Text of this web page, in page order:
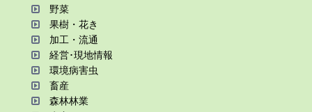
野菜
果樹・花き
加⼯・流通
経営･現地情報
環境病害⾍
畜産
森林林業